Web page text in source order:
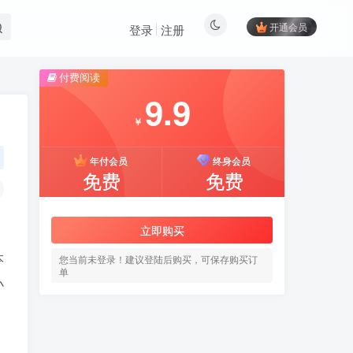
开通会员
登录 注册
付费阅读
￥ 9.9
年付会员
免费
终身会员
免费
立即购买
您当前未登录！建议登陆后购买，可保存购买订
单